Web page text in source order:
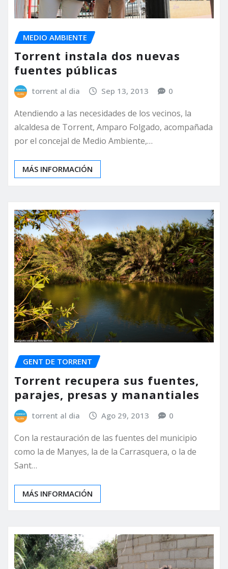
MEDIO AMBIENTE
Torrent instala dos nuevas
fuentes públicas
torrent al dia Sep 13, 2013 0
Atendiendo a las necesidades de los vecinos, la
alcaldesa de Torrent, Amparo Folgado, acompañada
por el concejal de Medio Ambiente,…
MÁS INFORMACIÓN
GENT DE TORRENT
Torrent recupera sus fuentes,
parajes, presas y manantiales
torrent al dia Ago 29, 2013 0
Con la restauración de las fuentes del municipio
como la de Manyes, la de la Carrasquera, o la de
Sant…
MÁS INFORMACIÓN